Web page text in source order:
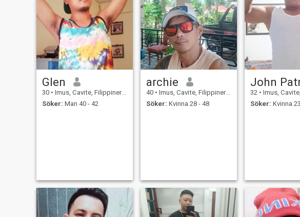
Glen
30 • Imus, Cavite, Filippinerna
Söker: Man 40 - 42
archie
40 • Imus, Cavite, Filippinerna
Söker: Kvinna 28 - 48
John
32 • Imus, Cavite,
Söker: Kvinna